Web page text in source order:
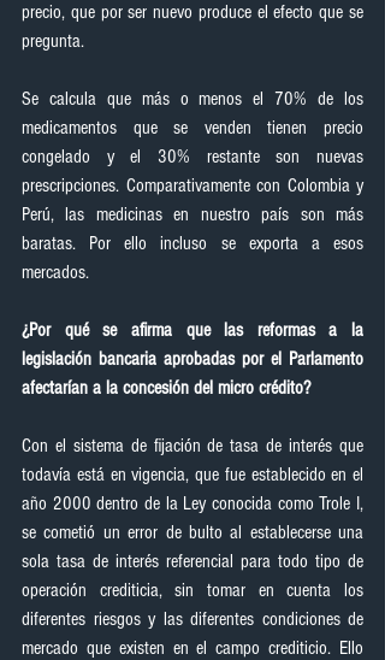
precio, que por ser nuevo produce el efecto que se
pregunta.
Se calcula que más o menos el 70% de los
medicamentos que se venden tienen precio
congelado y el 30% restante son nuevas
prescripciones. Comparativamente con Colombia y
Perú, las medicinas en nuestro país son más
baratas. Por ello incluso se exporta a esos
mercados.
¿Por qué se afirma que las reformas a la
legislación bancaria aprobadas por el Parlamento
afectarían a la concesión del micro crédito?
Con el sistema de fijación de tasa de interés que
todavía está en vigencia, que fue establecido en el
año 2000 dentro de la Ley conocida como Trole I,
se cometió un error de bulto al establecerse una
sola tasa de interés referencial para todo tipo de
operación crediticia, sin tomar en cuenta los
diferentes riesgos y las diferentes condiciones de
mercado que existen en el campo crediticio. Ello